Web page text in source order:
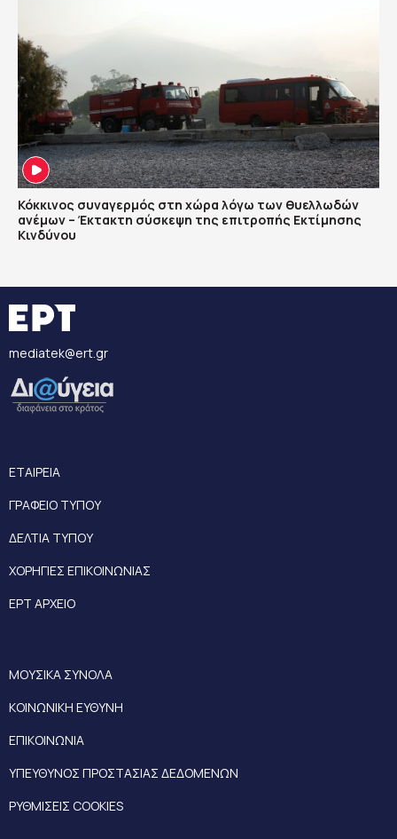
Κόκκινος συναγερμός στη χώρα λόγω των θυελλωδών
ανέμων – Έκτακτη σύσκεψη της επιτροπής Εκτίμησης
Κινδύνου
mediatek@ert.gr
ΕΤΑΙΡΕΙΑ
ΓΡΑΦΕΙΟ ΤΥΠΟΥ
ΔΕΛΤΙΑ ΤΥΠΟΥ
ΧΟΡΗΓΙΕΣ ΕΠΙΚΟΙΝΩΝΙΑΣ
ΕΡΤ ΑΡΧΕΙΟ
ΜΟΥΣΙΚΑ ΣΥΝΟΛΑ
ΚΟΙΝΩΝΙΚΗ ΕΥΘΥΝΗ
ΕΠΙΚΟΙΝΩΝΙΑ
ΥΠΕΥΘΥΝΟΣ ΠΡΟΣΤΑΣΙΑΣ ΔΕΔΟΜΕΝΩΝ
ΡΥΘΜΙΣΕΙΣ COOKIES